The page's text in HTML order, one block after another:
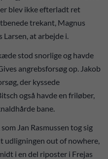
blev ikke efterladt ret
trekant, Magnus
Larsen, at arbejde i.
stod snorlige og havde
angrebsforsøg op. Jakob
der kyssede
også havde en friløber,
bane.
Jan Rasmussen tog sig
udligningen out of nowhere,
i en del riposter i Frejas